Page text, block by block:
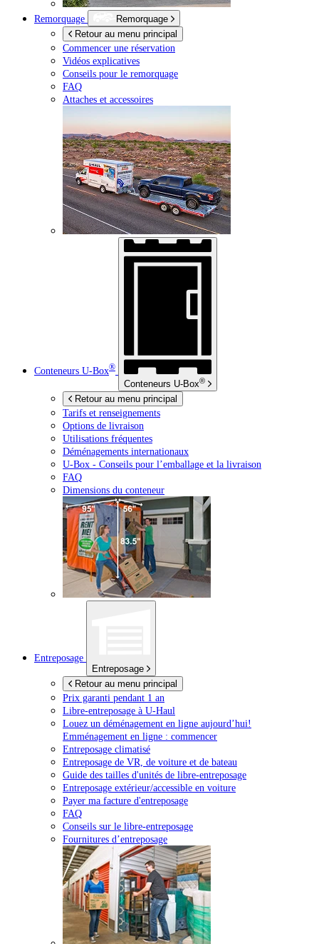
Remorquage
Remorquage
Retour au menu principal
Commencer une réservation
Vidéos explicatives
Conseils pour le remorquage
FAQ
Attaches et accessoires
Conteneurs U-Box®
Conteneurs U-Box®
Retour au menu principal
Tarifs et renseignements
Options de livraison
Utilisations fréquentes
Déménagements internationaux
U-Box - Conseils pour l’emballage et la livraison
FAQ
Dimensions du conteneur
Entreposage
Entreposage
Retour au menu principal
Prix garanti pendant 1 an
Libre-entreposage à U-Haul
Louez un déménagement en ligne aujourd’hui!
Emménagement en ligne : commencer
Entreposage climatisé
Entreposage de VR, de voiture et de bateau
Guide des tailles d'unités de libre-entreposage
Entreposage extérieur/accessible en voiture
Payer ma facture d'entreposage
FAQ
Conseils sur le libre-entreposage
Fournitures d’entreposage